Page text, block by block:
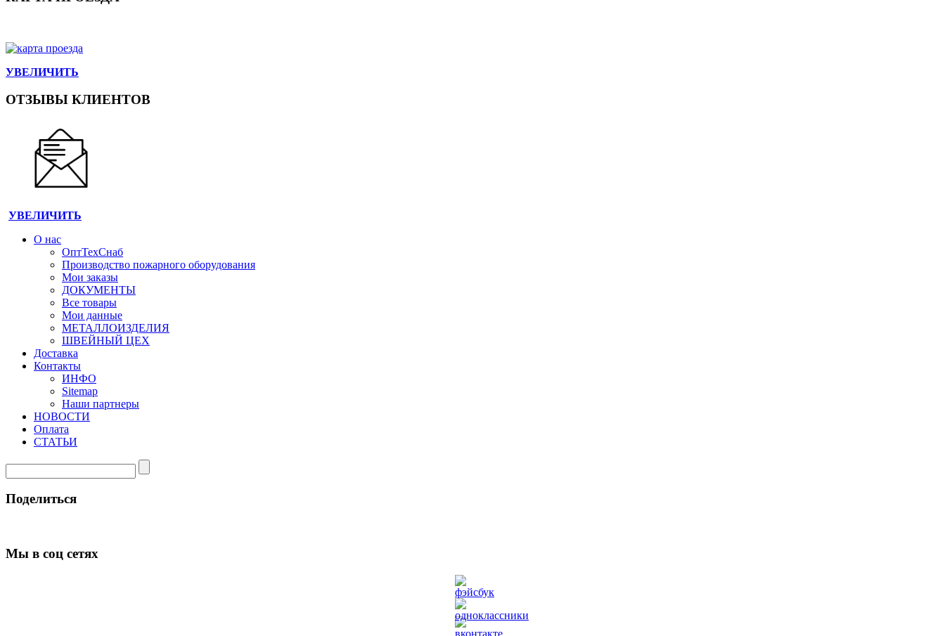
УВЕЛИЧИТЬ
ОТЗЫВЫ КЛИЕНТОВ
УВЕЛИЧИТЬ
О нас
ОптТехСнаб
Производство пожарного оборудования
Мои заказы
ДОКУМЕНТЫ
Все товары
Мои данные
МЕТАЛЛОИЗДЕЛИЯ
ШВЕЙНЫЙ ЦЕХ
Доставка
Контакты
ИНФО
Sitemap
Наши партнеры
НОВОСТИ
Оплата
СТАТЬИ
Поделиться
Мы в соц сетях